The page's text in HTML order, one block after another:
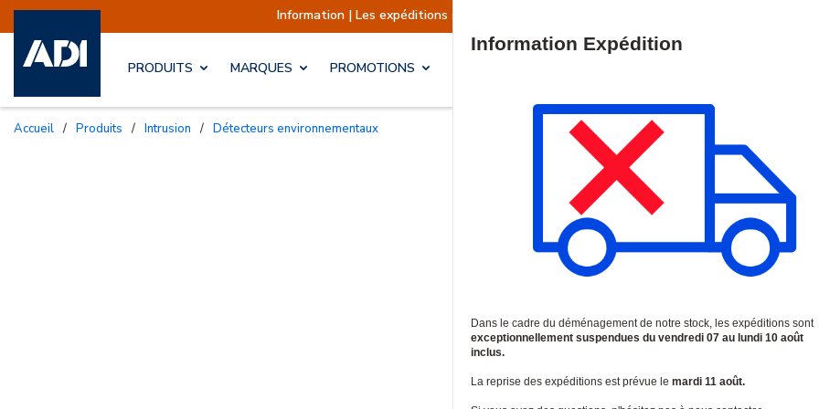
Information | Les expéditions sont actuellement suspendues Reprise prévue le
PRODUITS MARQUES PROMOTIONS
Accueil / Produits / Intrusion / Détecteurs environnementaux